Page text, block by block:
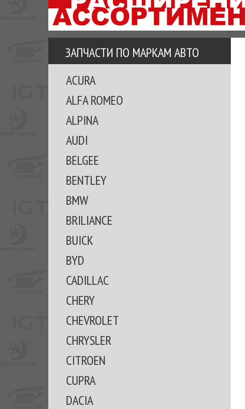
ЗАПЧАСТИ ПО МАРКАМ АВТО
ACURA
ALFA ROMEO
ALPINA
AUDI
BELGEE
BENTLEY
BMW
BRILIANCE
BUICK
BYD
CADILLAC
CHERY
CHEVROLET
CHRYSLER
CITROEN
CUPRA
DACIA